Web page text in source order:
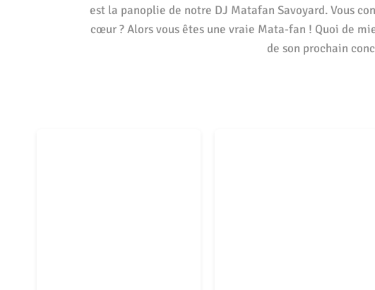
est la panoplie de notre DJ Matafan Savoyard. Vous
cœur ? Alors vous êtes une vraie Mata-fan ! Quoi de
de son prochain